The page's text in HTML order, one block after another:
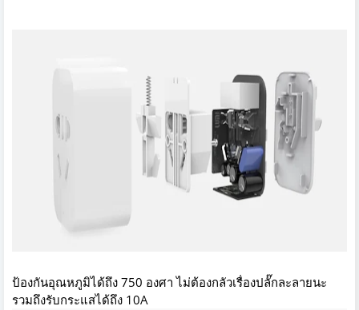
ป้องกันอุณหภูมิได้ถึง 750 องศา ไม่ต้องกลัวเรื่องปลั๊กละลายนะ
รวมถึงรับกระแสได้ถึง 10A